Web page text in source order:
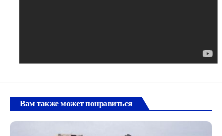
Вам также может понравиться